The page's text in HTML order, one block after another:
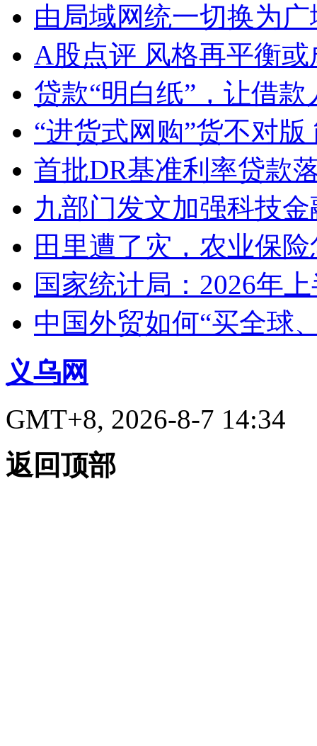
由局域网统一切换为
A股点评 风格再平衡或
贷款“明白纸”，让借款
“进货式网购”货不对
首批DR基准利率贷款
九部门发文加强科技
田里遭了灾，农业保
国家统计局：2026年
中国外贸如何“买全球
义乌网
GMT+8, 2026-8-7 14:34
返回顶部